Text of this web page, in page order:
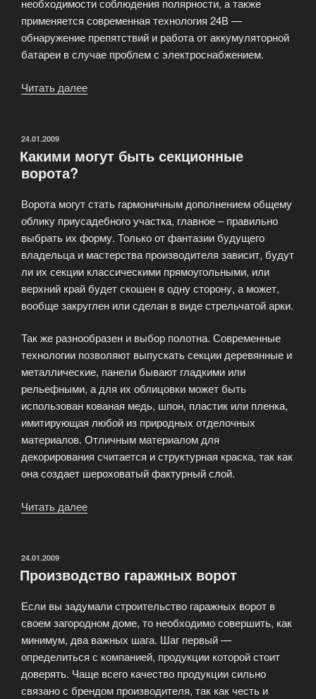
необходимости соблюдения полярности, а также
применяется современная технология 24В —
обнаружение препятствий и работа от аккумуляторной
батареи в случае проблем с электроснабжением.
Читать далее
ОПУБЛИКОВАНО
24.01.2009
Какими могут быть секционные
ворота?
Ворота могут стать гармоничным дополнением общему
облику приусадебного участка, главное – правильно
выбрать их форму. Только от фантазии будущего
владельца и мастерства производителя зависит, будут
ли их секции классическими прямоугольными, или
верхний край будет скошен в одну сторону, а может,
вообще закруглен или сделан в виде стрельчатой арки.
Так же разнообразен и выбор полотна. Современные
технологии позволяют выпускать секции деревянные и
металлические, панели бывают гладкими или
рельефными, а для их облицовки может быть
использован кованая медь, шпон, пластик или пленка,
имитирующая любой из природных отделочных
материалов. Отличным материалом для
декорирования считается и структурная краска, так как
она создает шероховатый фактурный слой.
Читать далее
ворота?»
ОПУБЛИКОВАНО
24.01.2009
Производство гаражных ворот
Если вы задумали строительство гаражных ворот в
своем загородном доме, то необходимо совершить, как
минимум, два важных шага. Шаг первый —
определиться с компанией, продукции которой стоит
доверять. Чаще всего качество продукции сильно
связано с брендом производителя, так как честь и